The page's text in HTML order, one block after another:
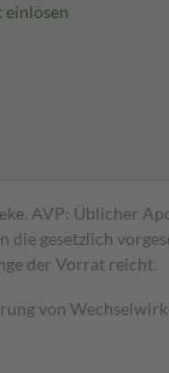
einlösen
AVP: Üblicher
gesetzlich
der Vorrat reicht.
von